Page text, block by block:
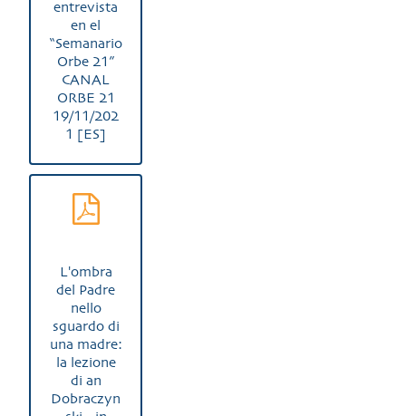
entrevista
en el
“Semanario
Orbe 21”
CANAL
ORBE 21
19/11/202
1 [ES]
L'ombra
del Padre
nello
sguardo di
una madre:
la lezione
di an
Dobraczyn